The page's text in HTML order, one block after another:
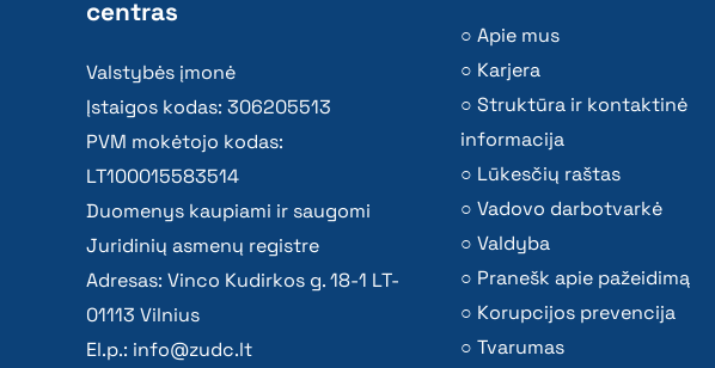
centras
Valstybės įmonė
Įstaigos kodas: 306205513
PVM mokėtojo kodas:
LT100015583514
Duomenys kaupiami ir saugomi
Juridinių asmenų registre
Adresas: Vinco Kudirkos g. 18-1 LT-
01113 Vilnius
El.p.: info@zudc.lt
Apie mus
Karjera
Struktūra ir kontaktinė
informacija
Lūkesčių raštas
Vadovo darbotvarkė
Valdyba
Pranešk apie pažeidimą
Korupcijos prevencija
Tvarumas